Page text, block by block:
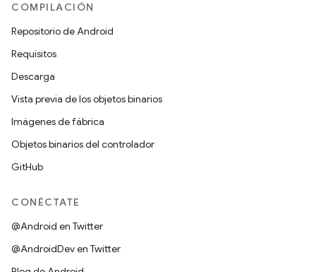
COMPILACIÓN
Repositorio de Android
Requisitos
Descarga
Vista previa de los objetos binarios
Imágenes de fábrica
Objetos binarios del controlador
GitHub
CONÉCTATE
@Android en Twitter
@AndroidDev en Twitter